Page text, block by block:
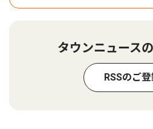
タウンニュース
RSSのご